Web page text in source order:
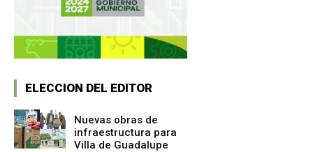
ELECCION DEL EDITOR
Nuevas obras de
infraestructura para
Villa de Guadalupe